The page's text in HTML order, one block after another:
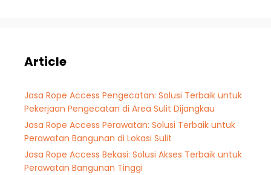
Article
Jasa Rope Access Pengecatan: Solusi Terbaik untuk
Pekerjaan Pengecatan di Area Sulit Dijangkau
Jasa Rope Access Perawatan: Solusi Terbaik untuk
Perawatan Bangunan di Lokasi Sulit
Jasa Rope Access Bekasi: Solusi Akses Terbaik untuk
Perawatan Bangunan Tinggi